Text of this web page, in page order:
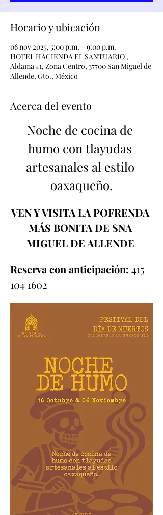
Horario y ubicación
06 nov 2025, 5:00 p.m. – 9:00 p.m.
HOTEL HACIENDA EL SANTUARIO ,
Aldama 41, Zona Centro, 37700 San Miguel de
Allende, Gto., México
Acerca del evento
Noche de cocina de
humo con tlayudas
artesanales al estilo
oaxaqueño.
VEN Y VISITA LA POFRENDA
MÁS BONITA DE SNA
MIGUEL DE ALLENDE
Reserva con anticipación: 415
104 1602